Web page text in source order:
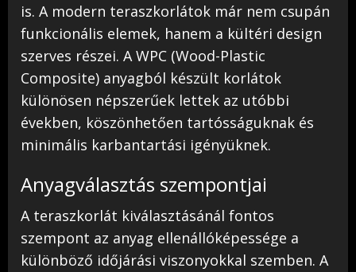
is. A modern teraszkorlátok már nem csupán
funkcionális elemek, hanem a kültéri design
szerves részei. A WPC (Wood-Plastic
Composite) anyagból készült korlátok
különösen népszerűek lettek az utóbbi
években, köszönhetően tartósságuknak és
minimális karbantartási igényüknek.
Anyagválasztás szempontjai
A teraszkorlát kiválasztásánál fontos
szempont az anyag ellenállóképessége a
különböző időjárási viszonyokkal szemben. A